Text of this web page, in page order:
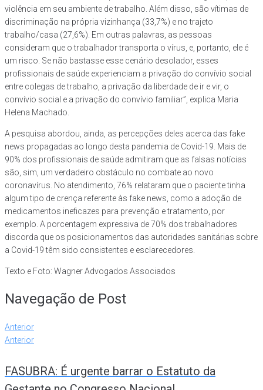
violência em seu ambiente de trabalho. Além disso, são vítimas de
discriminação na própria vizinhança (33,7%) e no trajeto
trabalho/casa (27,6%). Em outras palavras, as pessoas
consideram que o trabalhador transporta o vírus, e, portanto, ele é
um risco. Se não bastasse esse cenário desolador, esses
profissionais de saúde experienciam a privação do convívio social
entre colegas de trabalho, a privação da liberdade de ir e vir, o
convívio social e a privação do convívio familiar”, explica Maria
Helena Machado.
A pesquisa abordou, ainda, as percepções deles acerca das fake
news propagadas ao longo desta pandemia de Covid-19. Mais de
90% dos profissionais de saúde admitiram que as falsas notícias
são, sim, um verdadeiro obstáculo no combate ao novo
coronavírus. No atendimento, 76% relataram que o paciente tinha
algum tipo de crença referente às fake news, como a adoção de
medicamentos ineficazes para prevenção e tratamento, por
exemplo. A porcentagem expressiva de 70% dos trabalhadores
discorda que os posicionamentos das autoridades sanitárias sobre
a Covid-19 têm sido consistentes e esclarecedores.
Texto e Foto: Wagner Advogados Associados
Navegação de Post
Anterior
Anterior
FASUBRA: É urgente barrar o Estatuto da